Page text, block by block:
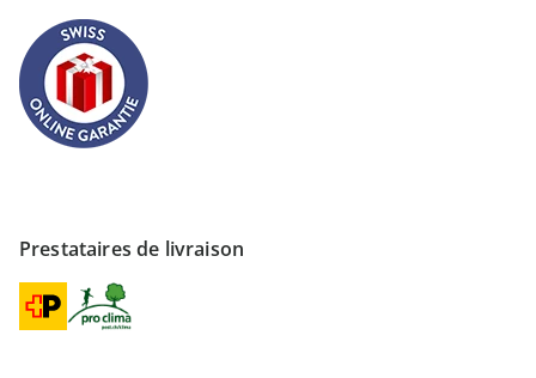
Prestataires de livraison